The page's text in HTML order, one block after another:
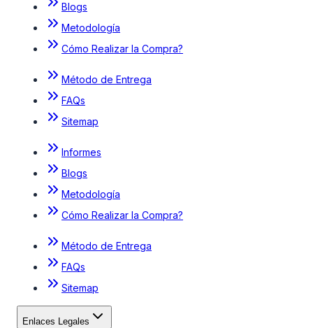
Blogs
Metodología
Cómo Realizar la Compra?
Método de Entrega
FAQs
Sitemap
Informes
Blogs
Metodología
Cómo Realizar la Compra?
Método de Entrega
FAQs
Sitemap
Enlaces Legales